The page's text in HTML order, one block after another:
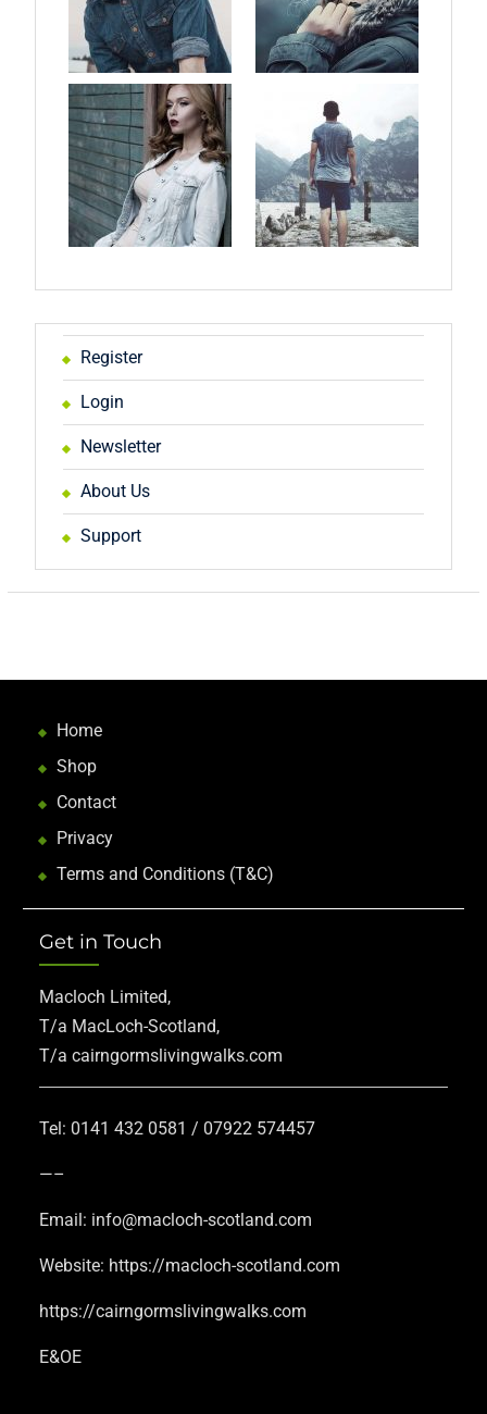
Register
Login
Newsletter
About Us
Support
Home
Shop
Contact
Privacy
Terms and Conditions (T&C)
Get in Touch
Macloch Limited,
T/a MacLoch-Scotland,
T/a cairngormslivingwalks.com
Tel: 0141 432 0581 / 07922 574457
—–
Email: info@macloch-scotland.com
Website: https://macloch-scotland.com
https://cairngormslivingwalks.com
E&OE